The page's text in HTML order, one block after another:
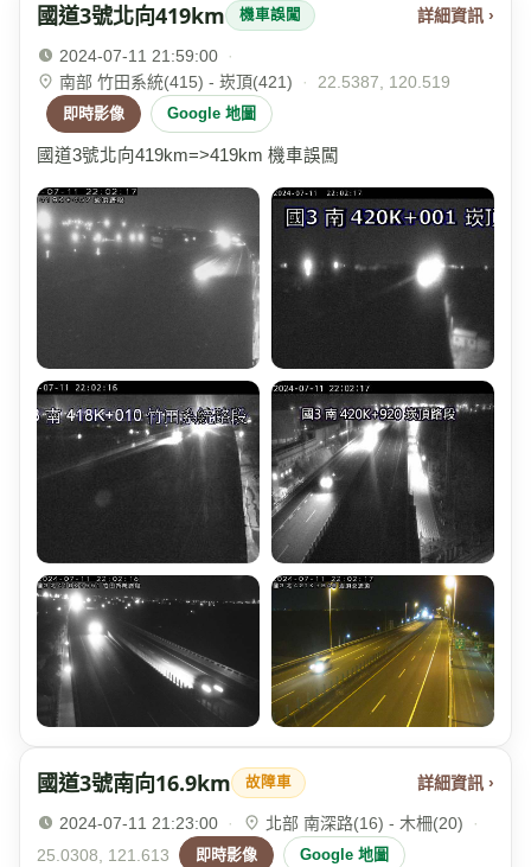
國道3號北向419km 機車誤闖 詳細資訊 ›
2024-07-11 21:59:00
·
南部 竹田系統(415) - 崁頂(421)
· 22.5387, 120.519
即時影像 Google 地圖
國道3號北向419km=>419km 機車誤闖
國道3號南向16.9km 故障車 詳細資訊 ›
2024-07-11 21:23:00 · 北部 南深路(16) - 木柵(20)
·
25.0308, 121.613
即時影像 Google 地圖